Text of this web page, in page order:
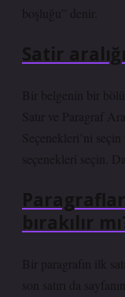
boşluğu” denir.
Satir
Bir belgenin bir
Satır ve Paragraf
Seçenekleri’ni
seçenekleri seçin.
bırakılır
Bir paragrafın ilk
son satırı da